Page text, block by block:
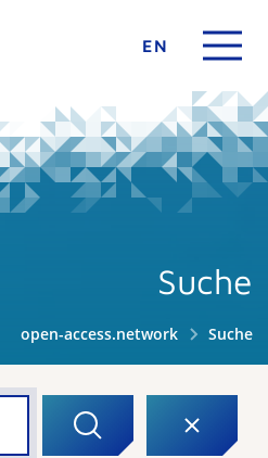
EN
Suche
open-access.network Suche